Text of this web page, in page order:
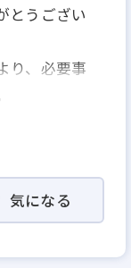
とうござい
り、必要事
気になる